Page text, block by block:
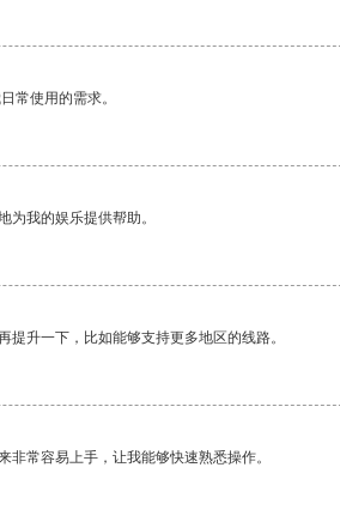
常使用的需求。
为我的娱乐提供帮助。
升一下，比如能够支持更多地区的线路。
常容易上手，让我能够快速熟悉操作。